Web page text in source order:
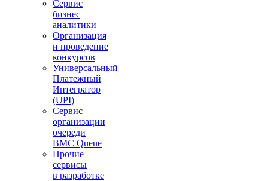
Сервис
бизнес
аналитики
Организация
и проведение
конкурсов
Универсальный
Платежный
Интегратор
(UPI)
Сервис
организации
очереди
BMC Queue
Прочие
сервисы
в разработке